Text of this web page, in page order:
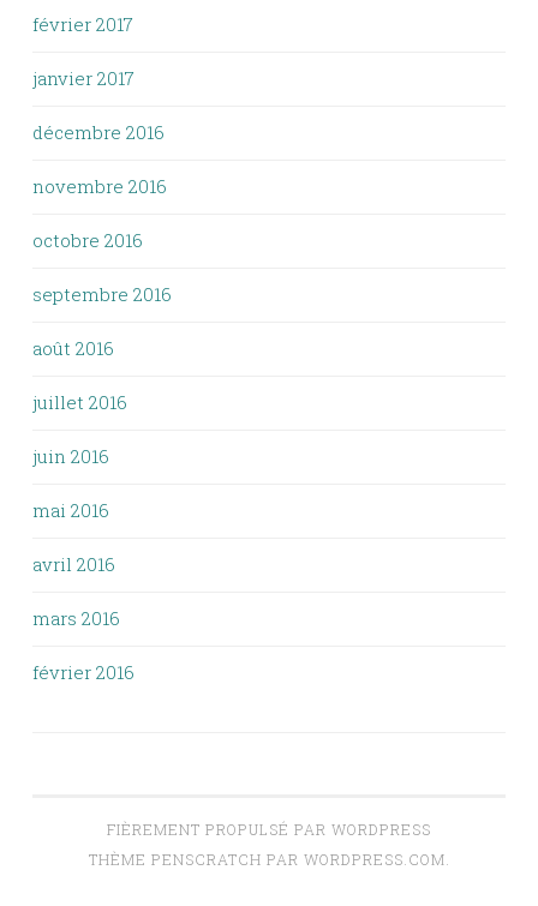
février 2017
janvier 2017
décembre 2016
novembre 2016
octobre 2016
septembre 2016
août 2016
juillet 2016
juin 2016
mai 2016
avril 2016
mars 2016
février 2016
FIÈREMENT PROPULSÉ PAR WORDPRESS
THÈME PENSCRATCH PAR WORDPRESS.COM